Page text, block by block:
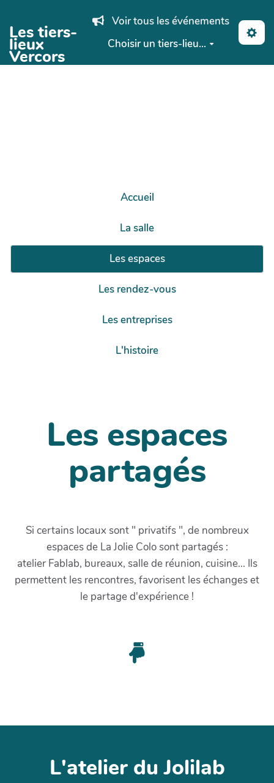
Aller au contenu principal
Les tiers-
lieux
Vercors
Voir tous les événements
Choisir un tiers-lieu...
Accueil
La salle
Les espaces
Les rendez-vous
Les entreprises
L'histoire
Les espaces
partagés
Si certains locaux sont " privatifs ", de nombreux
espaces de La Jolie Colo sont partagés :
atelier Fablab, bureaux, salle de réunion, cuisine... Ils
permettent les rencontres, favorisent les échanges et
le partage d'expérience !
L'atelier du Jolilab